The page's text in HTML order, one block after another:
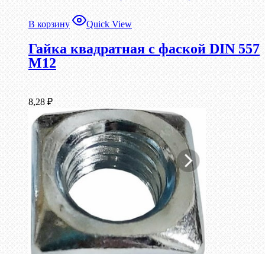
В корзину Quick View
Гайка квадратная с фаской DIN 557
М12
8,28 ₽